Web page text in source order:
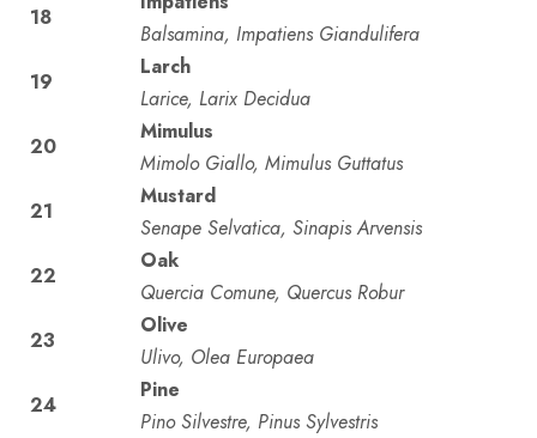
18
Balsamina, Impatiens Giandulifera
19
Larch
Larice, Larix Decidua
20
Mimulus
Mimolo Giallo, Mimulus Guttatus
21
Mustard
Senape Selvatica, Sinapis Arvensis
22
Oak
Quercia Comune, Quercus Robur
23
Olive
Ulivo, Olea Europaea
24
Pine
Pino Silvestre, Pinus Sylvestris